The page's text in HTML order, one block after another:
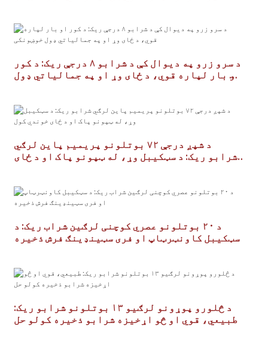
د سرو زرو په دیوال کې د شرابو ۸ درجې ریک: د کور
او بار لپاره قوي، د ځای وړ او په جمالیاتي ډول
د شپږ درجې ۷۲ بوتلونو پریمیم پاین لرګي
شرابو ریک: د سټکیبل وړ، له ټپونو پاک او د ځای
د ۲۰ بوتلونو عصري کوچنی لرګین شراب ریک: د
سټکیبل کاونټرټاپ او فری سټینډینګ فرش ذخیره
د څلورو پوړونو لرګیو ۱۳ بوتلونو شرابو ریک:
طبیعي، قوي او څو اړخیزه شرابو ذخیره کولو حل